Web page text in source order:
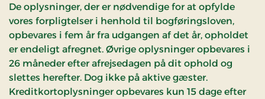
De oplysninger, der er nødvendige for at opfylde
vores forpligtelser i henhold til bogføringsloven,
opbevares i fem år fra udgangen af det år, opholdet
er endeligt afregnet. Øvrige oplysninger opbevares i
26 måneder efter afrejsedagen på dit ophold og
slettes herefter. Dog ikke på aktive gæster.
Kreditkortoplysninger opbevares kun 15 dage efter